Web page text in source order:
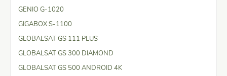
GENIO G-1020
GIGABOX S-1100
GLOBALSAT GS 111 PLUS
GLOBALSAT GS 300 DIAMOND
GLOBALSAT GS 500 ANDROID 4K